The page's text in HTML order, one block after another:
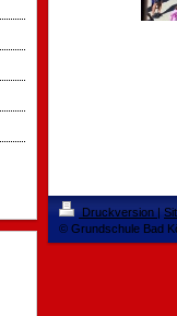
Druckversion |
© Grundschule Bad